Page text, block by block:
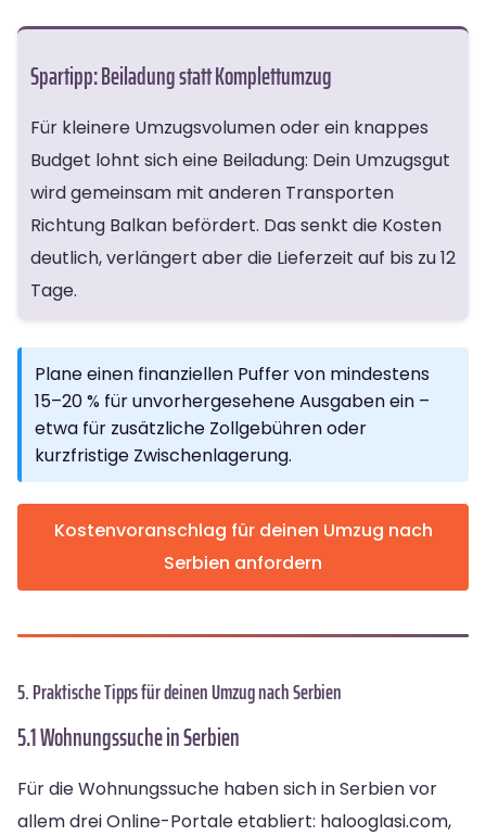
Spartipp: Beiladung statt Komplettumzug
Für kleinere Umzugsvolumen oder ein knappes
Budget lohnt sich eine Beiladung: Dein Umzugsgut
wird gemeinsam mit anderen Transporten
Richtung Balkan befördert. Das senkt die Kosten
deutlich, verlängert aber die Lieferzeit auf bis zu 12
Tage.
Plane einen finanziellen Puffer von mindestens
15–20 % für unvorhergesehene Ausgaben ein –
etwa für zusätzliche Zollgebühren oder
kurzfristige Zwischenlagerung.
Kostenvoranschlag für deinen Umzug nach
Serbien anfordern
5. Praktische Tipps für deinen Umzug nach Serbien
5.1 Wohnungssuche in Serbien
Für die Wohnungssuche haben sich in Serbien vor
allem drei Online-Portale etabliert: halooglasi.com,